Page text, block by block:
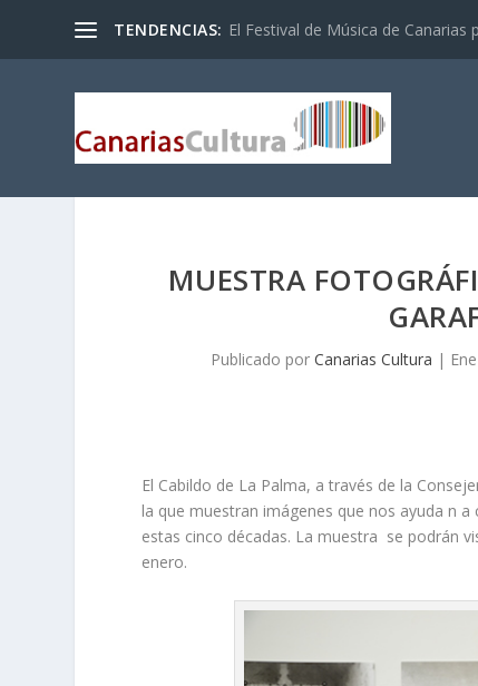
TENDENCIAS: El Festival de Música de Canarias
MUESTRA
Publicado por Canarias Cultura |
El Cabildo de La Palma, a través de la
la que muestran imágenes que nos ayuda n
estas cinco décadas. La muestra se podrán
enero.